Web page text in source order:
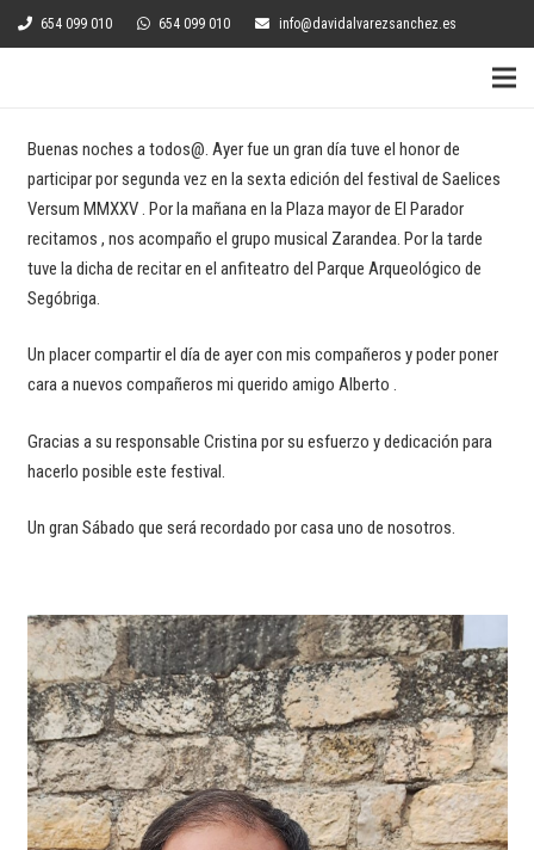
654 099 010 654 099 010 info@davidalvarezsanchez.es
Buenas noches a todos@. Ayer fue un gran día tuve el honor de
participar por segunda vez en la sexta edición del festival de Saelices
Versum MMXXV . Por la mañana en la Plaza mayor de El Parador
recitamos , nos acompaño el grupo musical Zarandea. Por la tarde
tuve la dicha de recitar en el anfiteatro del Parque Arqueológico de
Segóbriga.
Un placer compartir el día de ayer con mis compañeros y poder poner
cara a nuevos compañeros mi querido amigo Alberto .
Gracias a su responsable Cristina por su esfuerzo y dedicación para
hacerlo posible este festival.
Un gran Sábado que será recordado por casa uno de nosotros.